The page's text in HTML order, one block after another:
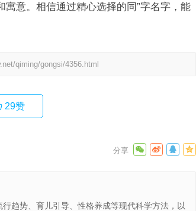
意。相信通过精心选择的同”字名字，能
qiming/gongsi/4356.html
29赞
趋势、育儿引导、性格养成等现代科学方法，以